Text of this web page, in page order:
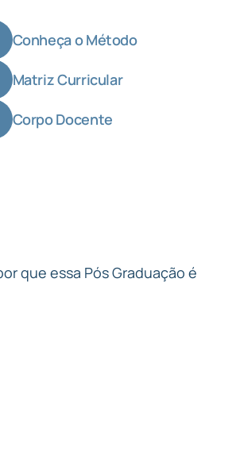
Conheça o Método
Matriz Curricular
Corpo Docente
que essa Pós Graduação é